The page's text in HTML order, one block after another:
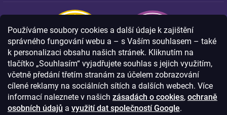
Používáme soubory cookies a další údaje k zajištění
správného fungování webu a – s Vaším souhlasem – také
k personalizaci obsahu našich stránek. Kliknutím na
tlačítko „Souhlasím“ vyjadřujete souhlas s jejich využitím,
včetně předání třetím stranám za účelem zobrazování
cílené reklamy na sociálních sítích a dalších webech. Více
informací naleznete v našich zásadách o cookies, ochraně
osobních údajů a využití dat společností Google.
Nakupujte na FOA bezpečně a bez obav.
Díky HTTPS protokolu jsou Vaše citlivá
data v naprostém bezpečí.